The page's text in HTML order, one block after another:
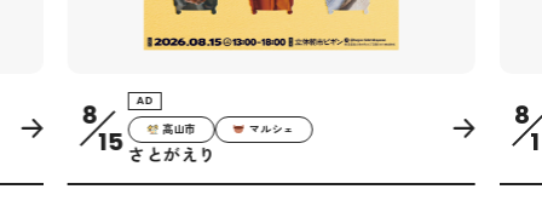
8
15
AD
高山市 マルシェ
さとがえり
8